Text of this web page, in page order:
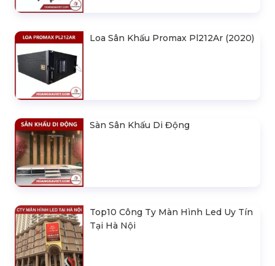
Loa Sân Khấu Promax Pl212Ar (2020)
Sàn Sân Khấu Di Động
Top10 Công Ty Màn Hình Led Uy Tín
Tại Hà Nội